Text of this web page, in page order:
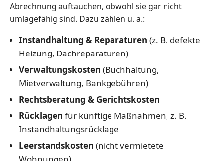
Abrechnung auftauchen, obwohl sie gar nicht
umlagefähig sind. Dazu zählen u. a.:
Instandhaltung & Reparaturen (z. B. defekte
Heizung, Dachreparaturen)
Verwaltungskosten (Buchhaltung,
Mietverwaltung, Bankgebühren)
Rechtsberatung & Gerichtskosten
Rücklagen für künftige Maßnahmen, z. B.
Instandhaltungsrücklage
Leerstandskosten (nicht vermietete
Wohnungen)